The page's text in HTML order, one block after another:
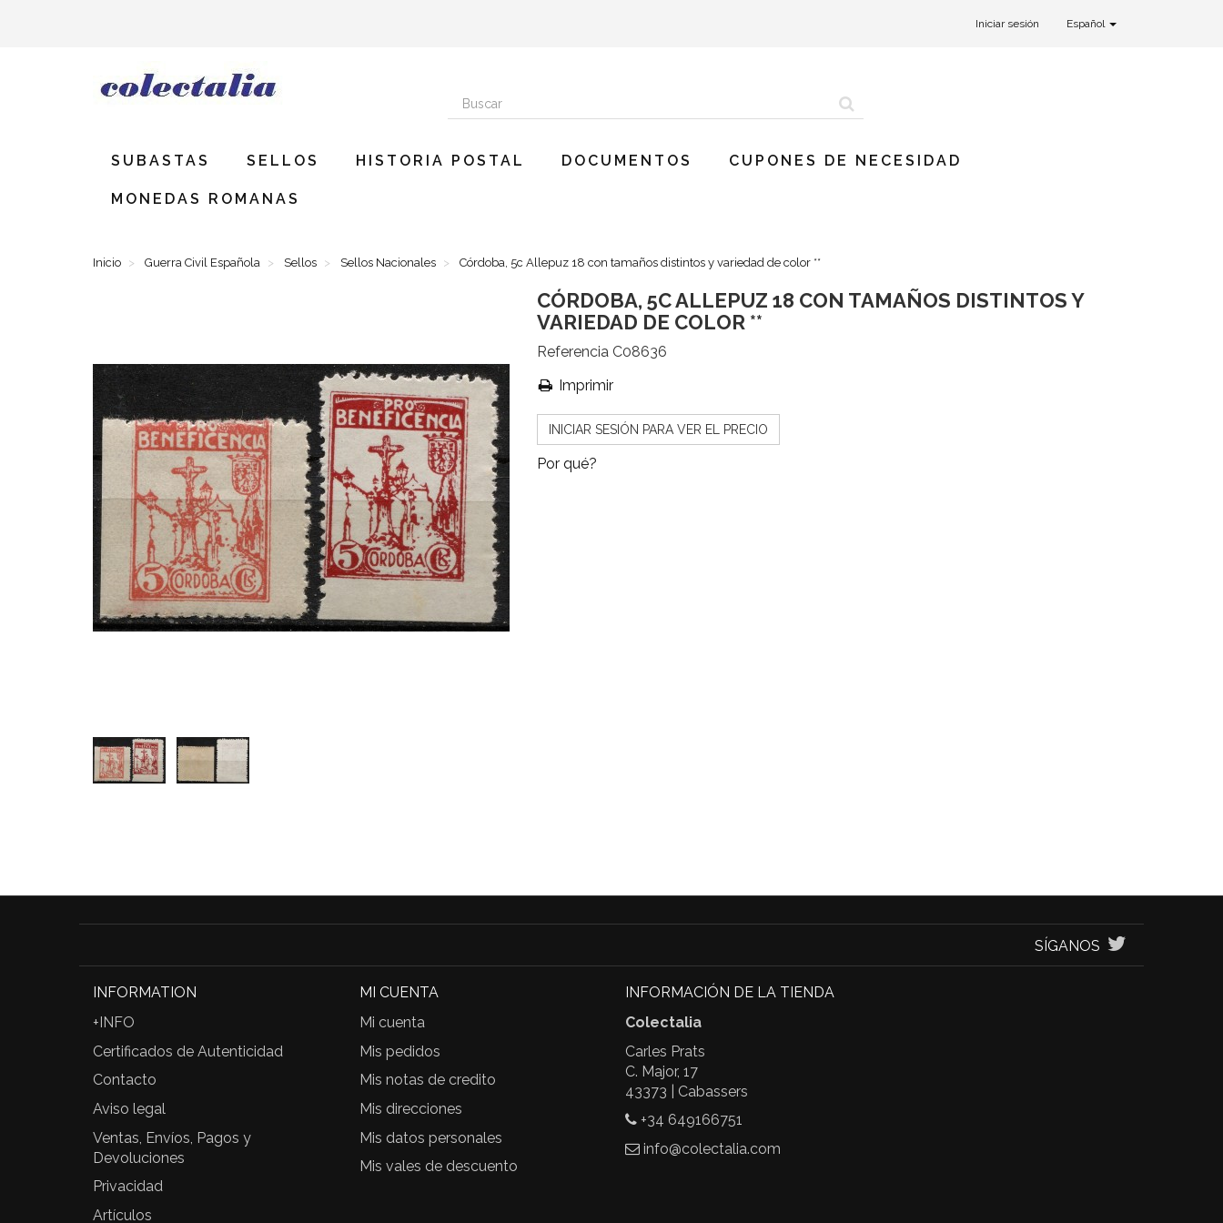
Iniciar sesión Español
SUBASTAS SELLOS HISTORIA POSTAL DOCUMENTOS CUPONES DE NECESIDAD
MONEDAS ROMANAS
Inicio Guerra Civil Española Sellos Sellos Nacionales Córdoba, 5c Allepuz 18 con tamaños distintos y variedad de color **
CÓRDOBA, 5C ALLEPUZ 18 CON TAMAÑOS DISTINTOS Y
VARIEDAD DE COLOR **
Referencia C08636
Imprimir
INICIAR SESIÓN PARA VER EL PRECIO
Por qué?
SÍGANOS
INFORMATION
+INFO
Certificados de Autenticidad
Contacto
Aviso legal
Ventas, Envíos, Pagos y
Devoluciones
Privacidad
Artículos
MI CUENTA
Mi cuenta
Mis pedidos
Mis notas de credito
Mis direcciones
Mis datos personales
Mis vales de descuento
INFORMACIÓN DE LA TIENDA
Colectalia
Carles Prats
C. Major, 17
43373 | Cabassers
+34 649166751
info@colectalia.com